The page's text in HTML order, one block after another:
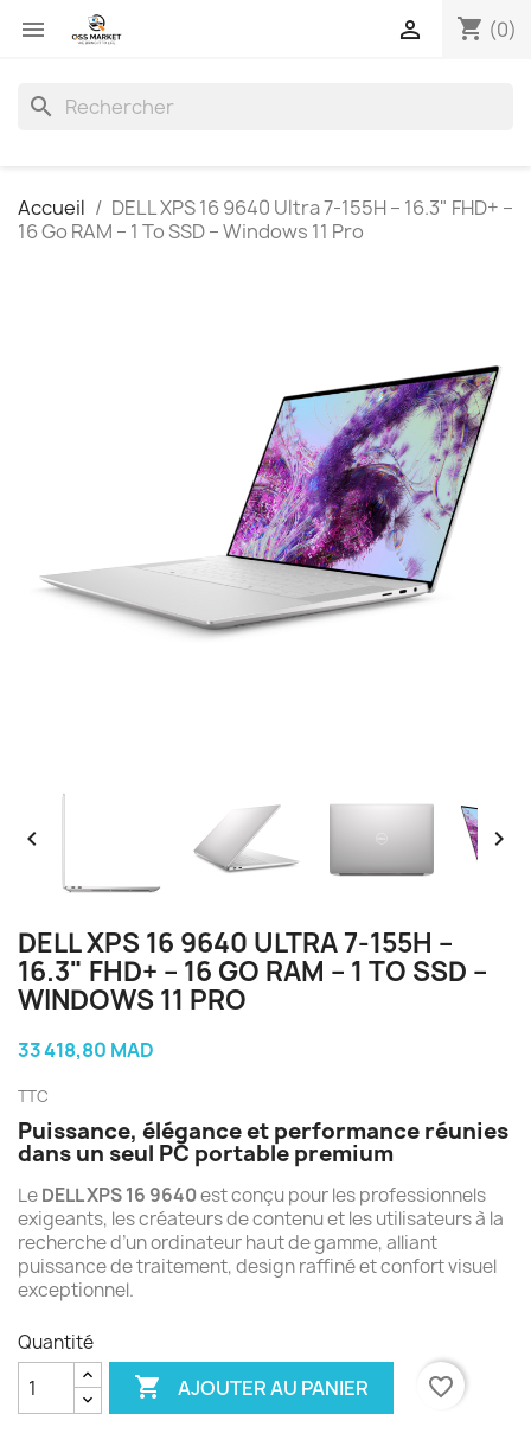
 shopping_cart (0)

search
Accueil
DELL XPS 16 9640 Ultra 7-155H – 16.3" FHD+ –
16 Go RAM – 1 To SSD – Windows 11 Pro
 
DELL XPS 16 9640 ULTRA 7-155H –
16.3" FHD+ – 16 GO RAM – 1 TO SSD –
WINDOWS 11 PRO
33 418,80 MAD
TTC
Puissance, élégance et performance réunies
dans un seul PC portable premium
LeDELL XPS 16 9640est conçu pour les professionnels
exigeants, les créateurs de contenu et les utilisateurs à la
recherche d’un ordinateur haut de gamme, alliant
puissance de traitement, design raffiné et confort visuel
exceptionnel.
Quantité
 AJOUTER AU PANIER favorite_border